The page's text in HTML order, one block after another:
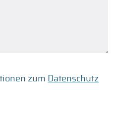
zum Datenschutz